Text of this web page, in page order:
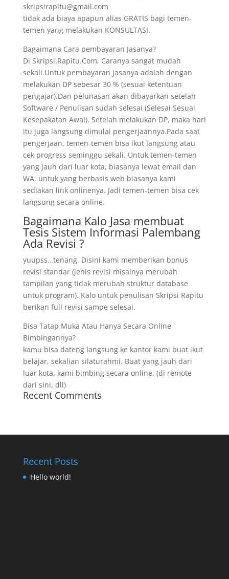
skripsirapitu@gmail.com
tidak ada biaya apapun alias GRATIS bagi temen-
temen yang melakukan KONSULTASI.
Bagaimana Cara pembayaran Jasanya?
Di Skripsi.Rapitu.Com, Caranya sangat mudah
sekali.Untuk pembayaran jasanya adalah dengan
melakukan DP sebesar 30 % (sesuai ketentuan
pengajar).Dan pelunasan akan dibayarkan setelah
Software / Penulisan sudah selesai (Selesai Sesuai
Kesepakatan Awal). Setelah melakukan DP, maka hari
itu juga langsung dimulai pengerjaannya.Pada saat
pengerjaan, temen-temen bisa ikut langsung atau
cek progress seminggu sekali. Untuk temen-temen
yang jauh dari luar kota, biasanya lewat email dan
WA, untuk yang berbasis web biasanya kami
sediakan link onlinenya. Jadi temen-temen bisa cek
langsung secara online.
Bagaimana Kalo Jasa membuat
Tesis Sistem Informasi Palembang
Ada Revisi ?
yuupss…tenang. Disini kami memberikan bonus
revisi standar (jenis revisi misalnya merubah
tampilan yang tidak merubah struktur database
untuk program). Kalo untuk penulisan Skripsi Rapitu
berikan full revisi sampe selesai.
Bisa Tatap Muka Atau Hanya Secara Online
Bimbingannya?
kamu bisa dateng langsung ke kantor kami buat ikut
belajar, sekalian silaturahmi. Buat yang jauh dari
luar kota, kami bimbing secara online. (di remote
dari sini, dll)
Recent Comments
Recent Posts
Hello world!